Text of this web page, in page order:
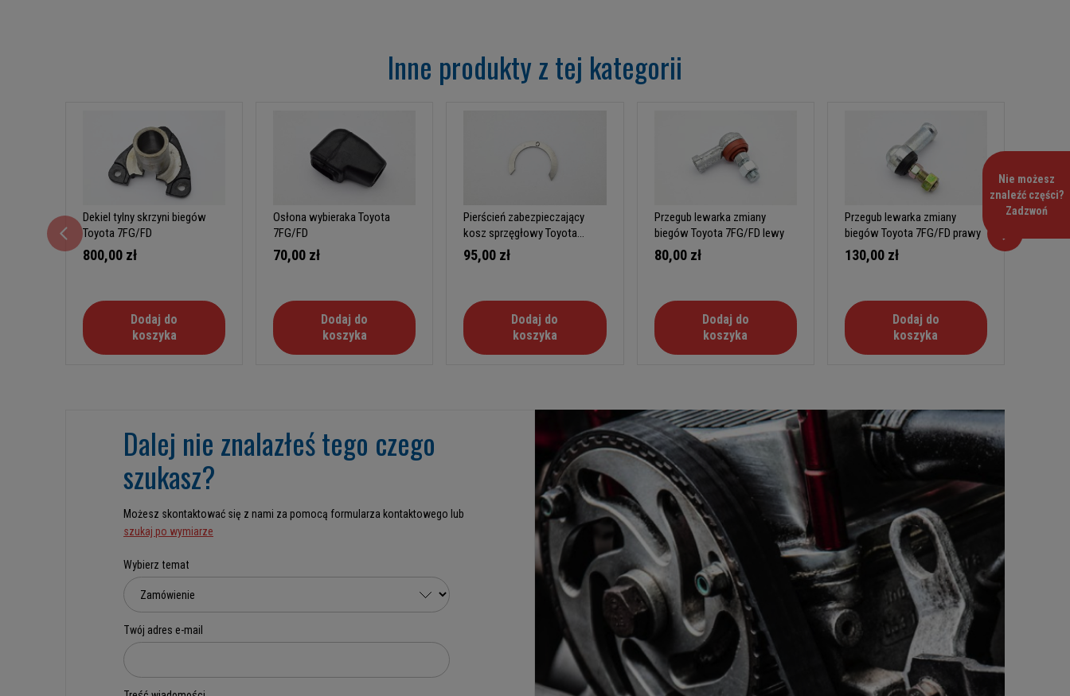
Inne produkty z tej kategorii
Dekiel tylny skrzyni biegów
Toyota 7FG/FD
800,00 zł
Dodaj do
koszyka
Osłona wybieraka Toyota
7FG/FD
70,00 zł
Dodaj do
koszyka
Pierścień zabezpieczający
kosz sprzęgłowy Toyota
7FG/FD
95,00 zł
Dodaj do
koszyka
Przegub lewarka zmiany
biegów Toyota 7FG/FD lewy
80,00 zł
Dodaj do
koszyka
Przegub lewarka zmiany
biegów Toyota 7FG/FD prawy
130,00 zł
Dodaj do
koszyka
Dalej nie znalazłeś tego czego
szukasz?
Możesz skontaktować się z nami za pomocą formularza kontaktowego lub
szukaj po wymiarze
Nie możesz
znaleźć części?
Zadzwoń